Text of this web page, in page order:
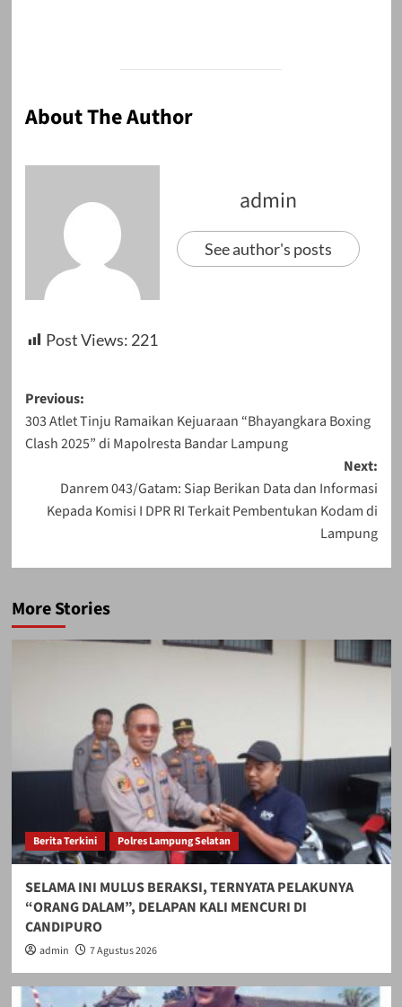
About The Author
admin
See author's posts
Post Views: 221
Post
navigation
Previous:
303 Atlet Tinju Ramaikan Kejuaraan “Bhayangkara Boxing
Clash 2025” di Mapolresta Bandar Lampung
Next:
Danrem 043/Gatam: Siap Berikan Data dan Informasi
Kepada Komisi I DPR RI Terkait Pembentukan Kodam di
Lampung
More Stories
Berita Terkini Polres Lampung Selatan
SELAMA INI MULUS BERAKSI, TERNYATA PELAKUNYA
“ORANG DALAM”, DELAPAN KALI MENCURI DI
CANDIPURO
admin 7 Agustus 2026